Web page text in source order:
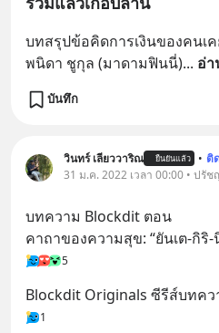
บทสรุปข้อคิดการเงินของคนเ
พนิดา ชูกุล (มาดามฟินนี่)... อ่
บันทึก
วินทร์ เลียววาริณ ยืนยันแล้ว • ติ
31 ม.ค. 2022 เวลา 00:00 • ปรัช
บทความ Blockdit ตอน
คาถาของความสุข: “ยันเต-กิริ-
5
Blockdit Originals ซีรีส์บทคว
1